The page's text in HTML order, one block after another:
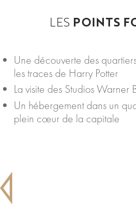
LES POINTS
Une découverte des
les traces de Harry Potter
La visite des Studios Warner
Un hébergement dans un
plein cœur de la capitale